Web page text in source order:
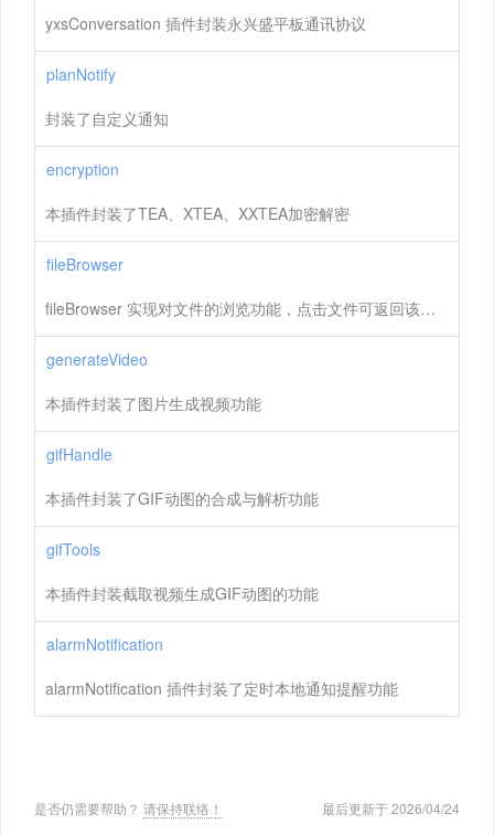
yxsConversation 插件封装永兴盛平板通讯协议
planNotify
封装了自定义通知
encryption
本插件封装了TEA、XTEA、XXTEA加密解密
fileBrowser
fileBrowser 实现对文件的浏览功能，点击文件可返回该文件的绝对路径。该插件可对文件进行删除操作
generateVideo
本插件封装了图片生成视频功能
gifHandle
本插件封装了GIF动图的合成与解析功能
gifTools
本插件封装截取视频生成GIF动图的功能
alarmNotification
alarmNotification 插件封装了定时本地通知提醒功能
是否仍需要帮助？ 请保持联络！ 最后更新于 2026/04/24